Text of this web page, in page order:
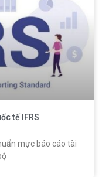
tế IFRS
mực báo cáo tài